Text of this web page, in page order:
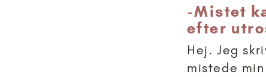
-Mistet
efter
Hej. Jeg
mistede